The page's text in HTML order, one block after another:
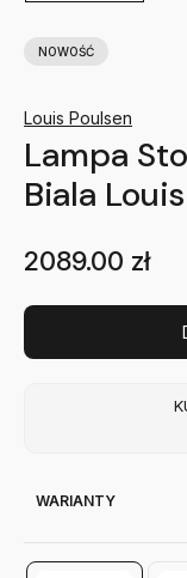
NOWOŚĆ
Louis Poulsen
Lampa
Biala
2089.00 zł
WARIANTY